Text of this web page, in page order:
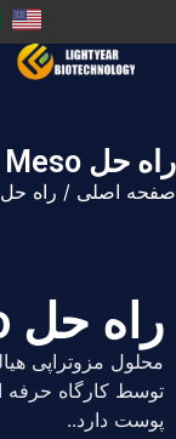
راه حل Preaueen Meso
صفحه اصلی / راه حل Preaueen Meso
راه حل Preaueen Meso
توسط کارگاه حرفه
پوست دارد..